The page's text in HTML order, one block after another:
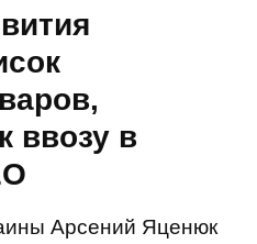
ввозу в
Арсений Яценюк